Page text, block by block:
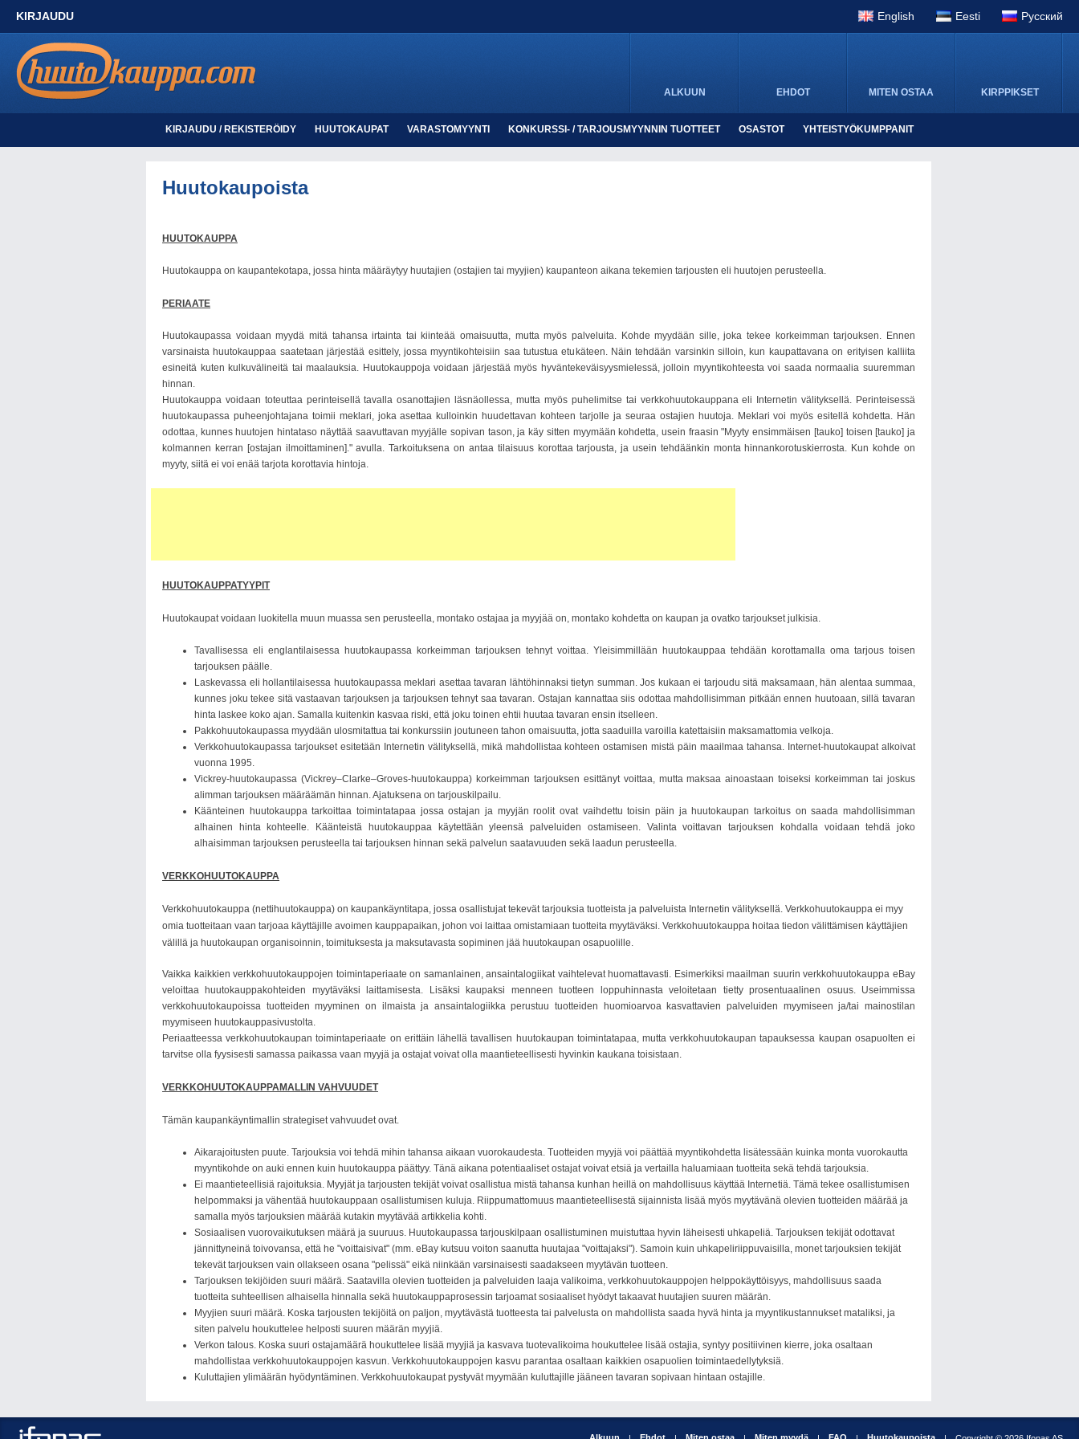
Pусский
KIRJAUDU
ALKUUN EHDOT MITEN OSTAA KIRPPIKSET
KIRJAUDU / REKISTERÖIDY HUUTOKAUPAT VARASTOMYYNTI KONKURSSI- / TARJOUSMYYNNIN TUOTTEET OSASTOT YHTEISTYÖKUMPPANIT
Huutokaupoista
HUUTOKAUPPA
Huutokauppa on kaupantekotapa, jossa hinta määräytyy huutajien (ostajien tai myyjien) kaupanteon aikana tekemien tarjousten eli huutojen perusteella.
PERIAATE
Huutokaupassa voidaan myydä mitä tahansa irtainta tai kiinteää omaisuutta, mutta myös palveluita. Kohde myydään sille, joka tekee korkeimman tarjouksen. Ennen
varsinaista huutokauppaa saatetaan järjestää esittely, jossa myyntikohteisiin saa tutustua etukäteen. Näin tehdään varsinkin silloin, kun kaupattavana on erityisen kalliita
esineitä kuten kulkuvälineitä tai maalauksia. Huutokauppoja voidaan järjestää myös hyväntekeväisyysmielessä, jolloin myyntikohteesta voi saada normaalia suuremman
hinnan.
Huutokauppa voidaan toteuttaa perinteisellä tavalla osanottajien läsnäollessa, mutta myös puhelimitse tai verkkohuutokauppana eli Internetin välityksellä. Perinteisessä
huutokaupassa puheenjohtajana toimii meklari, joka asettaa kulloinkin huudettavan kohteen tarjolle ja seuraa ostajien huutoja. Meklari voi myös esitellä kohdetta. Hän
odottaa, kunnes huutojen hintataso näyttää saavuttavan myyjälle sopivan tason, ja käy sitten myymään kohdetta, usein fraasin "Myyty ensimmäisen [tauko] toisen [tauko] ja
kolmannen kerran [ostajan ilmoittaminen]." avulla. Tarkoituksena on antaa tilaisuus korottaa tarjousta, ja usein tehdäänkin monta hinnankorotuskierrosta. Kun kohde on
myyty, siitä ei voi enää tarjota korottavia hintoja.
HUUTOKAUPPATYYPIT
Huutokaupat voidaan luokitella muun muassa sen perusteella, montako ostajaa ja myyjää on, montako kohdetta on kaupan ja ovatko tarjoukset julkisia.
Tavallisessa eli englantilaisessa huutokaupassa korkeimman tarjouksen tehnyt voittaa. Yleisimmillään huutokauppaa tehdään korottamalla oma tarjous toisen
tarjouksen päälle.
Laskevassa eli hollantilaisessa huutokaupassa meklari asettaa tavaran lähtöhinnaksi tietyn summan. Jos kukaan ei tarjoudu sitä maksamaan, hän alentaa summaa,
kunnes joku tekee sitä vastaavan tarjouksen ja tarjouksen tehnyt saa tavaran. Ostajan kannattaa siis odottaa mahdollisimman pitkään ennen huutoaan, sillä tavaran
hinta laskee koko ajan. Samalla kuitenkin kasvaa riski, että joku toinen ehtii huutaa tavaran ensin itselleen.
Pakkohuutokaupassa myydään ulosmitattua tai konkurssiin joutuneen tahon omaisuutta, jotta saaduilla varoilla katettaisiin maksamattomia velkoja.
Verkkohuutokaupassa tarjoukset esitetään Internetin välityksellä, mikä mahdollistaa kohteen ostamisen mistä päin maailmaa tahansa. Internet-huutokaupat alkoivat
vuonna 1995.
Vickrey-huutokaupassa (Vickrey–Clarke–Groves-huutokauppa) korkeimman tarjouksen esittänyt voittaa, mutta maksaa ainoastaan toiseksi korkeimman tai joskus
alimman tarjouksen määräämän hinnan. Ajatuksena on tarjouskilpailu.
Käänteinen huutokauppa tarkoittaa toimintatapaa jossa ostajan ja myyjän roolit ovat vaihdettu toisin päin ja huutokaupan tarkoitus on saada mahdollisimman
alhainen hinta kohteelle. Käänteistä huutokauppaa käytettään yleensä palveluiden ostamiseen. Valinta voittavan tarjouksen kohdalla voidaan tehdä joko
alhaisimman tarjouksen perusteella tai tarjouksen hinnan sekä palvelun saatavuuden sekä laadun perusteella.
VERKKOHUUTOKAUPPA
Verkkohuutokauppa (nettihuutokauppa) on kaupankäyntitapa, jossa osallistujat tekevät tarjouksia tuotteista ja palveluista Internetin välityksellä. Verkkohuutokauppa ei myy
omia tuotteitaan vaan tarjoaa käyttäjille avoimen kauppapaikan, johon voi laittaa omistamiaan tuotteita myytäväksi. Verkkohuutokauppa hoitaa tiedon välittämisen käyttäjien
välillä ja huutokaupan organisoinnin, toimituksesta ja maksutavasta sopiminen jää huutokaupan osapuolille.
Vaikka kaikkien verkkohuutokauppojen toimintaperiaate on samanlainen, ansaintalogiikat vaihtelevat huomattavasti. Esimerkiksi maailman suurin verkkohuutokauppa eBay
veloittaa huutokauppakohteiden myytäväksi laittamisesta. Lisäksi kaupaksi menneen tuotteen loppuhinnasta veloitetaan tietty prosentuaalinen osuus. Useimmissa
verkkohuutokaupoissa tuotteiden myyminen on ilmaista ja ansaintalogiikka perustuu tuotteiden huomioarvoa kasvattavien palveluiden myymiseen ja/tai mainostilan
myymiseen huutokauppasivustolta.
Periaatteessa verkkohuutokaupan toimintaperiaate on erittäin lähellä tavallisen huutokaupan toimintatapaa, mutta verkkohuutokaupan tapauksessa kaupan osapuolten ei
tarvitse olla fyysisesti samassa paikassa vaan myyjä ja ostajat voivat olla maantieteellisesti hyvinkin kaukana toisistaan.
VERKKOHUUTOKAUPPAMALLIN VAHVUUDET
Tämän kaupankäyntimallin strategiset vahvuudet ovat.
Aikarajoitusten puute. Tarjouksia voi tehdä mihin tahansa aikaan vuorokaudesta. Tuotteiden myyjä voi päättää myyntikohdetta lisätessään kuinka monta vuorokautta
myyntikohde on auki ennen kuin huutokauppa päättyy. Tänä aikana potentiaaliset ostajat voivat etsiä ja vertailla haluamiaan tuotteita sekä tehdä tarjouksia.
Ei maantieteellisiä rajoituksia. Myyjät ja tarjousten tekijät voivat osallistua mistä tahansa kunhan heillä on mahdollisuus käyttää Internetiä. Tämä tekee osallistumisen
helpommaksi ja vähentää huutokauppaan osallistumisen kuluja. Riippumattomuus maantieteellisestä sijainnista lisää myös myytävänä olevien tuotteiden määrää ja
samalla myös tarjouksien määrää kutakin myytävää artikkelia kohti.
Sosiaalisen vuorovaikutuksen määrä ja suuruus. Huutokaupassa tarjouskilpaan osallistuminen muistuttaa hyvin läheisesti uhkapeliä. Tarjouksen tekijät odottavat
jännittyneinä toivovansa, että he "voittaisivat" (mm. eBay kutsuu voiton saanutta huutajaa "voittajaksi"). Samoin kuin uhkapeliriippuvaisilla, monet tarjouksien tekijät
tekevät tarjouksen vain ollakseen osana "pelissä" eikä niinkään varsinaisesti saadakseen myytävän tuotteen.
Tarjouksen tekijöiden suuri määrä. Saatavilla olevien tuotteiden ja palveluiden laaja valikoima, verkkohuutokauppojen helppokäyttöisyys, mahdollisuus saada
tuotteita suhteellisen alhaisella hinnalla sekä huutokauppaprosessin tarjoamat sosiaaliset hyödyt takaavat huutajien suuren määrän.
Myyjien suuri määrä. Koska tarjousten tekijöitä on paljon, myytävästä tuotteesta tai palvelusta on mahdollista saada hyvä hinta ja myyntikustannukset mataliksi, ja
siten palvelu houkuttelee helposti suuren määrän myyjiä.
Verkon talous. Koska suuri ostajamäärä houkuttelee lisää myyjiä ja kasvava tuotevalikoima houkuttelee lisää ostajia, syntyy positiivinen kierre, joka osaltaan
mahdollistaa verkkohuutokauppojen kasvun. Verkkohuutokauppojen kasvu parantaa osaltaan kaikkien osapuolien toimintaedellytyksiä.
Kuluttajien ylimäärän hyödyntäminen. Verkkohuutokaupat pystyvät myymään kuluttajille jääneen tavaran sopivaan hintaan ostajille.